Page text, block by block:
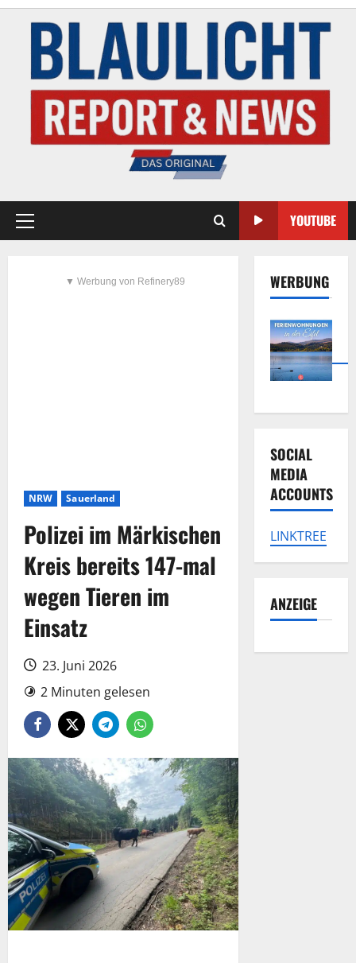
YOUTUBE
▼ Werbung von Refinery89
NRW Sauerland
Polizei im Märkischen
Kreis bereits 147-mal
wegen Tieren im
Einsatz
23. Juni 2026
2 Minuten gelesen
WERBUNG
SOCIAL
MEDIA
ACCOUNTS
LINKTREE
ANZEIGE